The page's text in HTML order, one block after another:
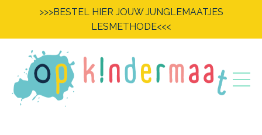
>>>BESTEL HIER JOUW JUNGLEMAATJES
LESMETHODE<<<